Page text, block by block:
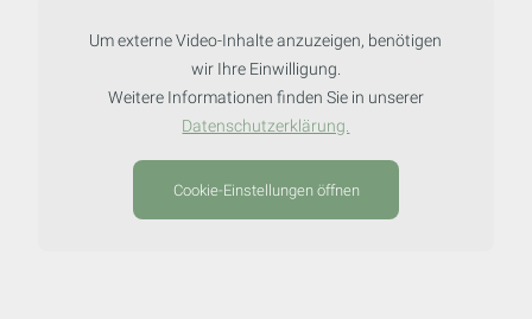
Um externe Video-Inhalte anzuzeigen, benötigen
wir Ihre Einwilligung.
Weitere Informationen finden Sie in unserer
Datenschutzerklärung.
Cookie-Einstellungen öffnen